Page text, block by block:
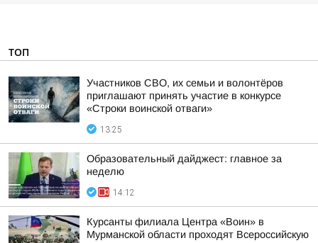
ТОП
Участников СВО, их семьи и волонтёров
приглашают принять участие в конкурсе
«Строки воинской отваги»
13:25
Образовательный дайджест: главное за
неделю
14:12
Курсанты филиала Центра «Воин» в
Мурманской области проходят Всероссийскую